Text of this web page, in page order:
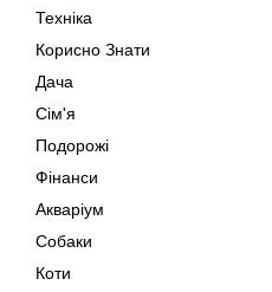
Техніка
Корисно Знати
Дача
Сім'я
Подорожі
Фінанси
Акваріум
Собаки
Коти